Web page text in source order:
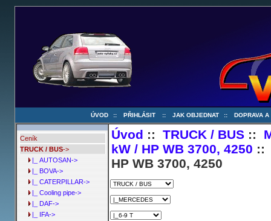
ÚVOD :: PŘIHLÁSIT :: JAK OBJEDNAT :: DOPRAVA A
Ceník
TRUCK / BUS->
|_ AUTOSAN->
|_ BOVA->
|_ CATERPILLAR->
|_ Cooling pipe->
|_ DAF->
|_ IFA->
Úvod ::TRUCK / BUS ::
kW / HP WB 3700, 4250 ::
HP WB 3700, 4250